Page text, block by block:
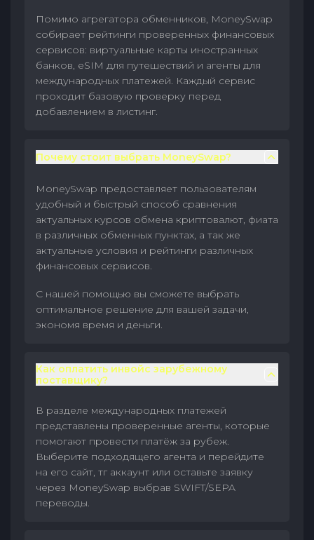
Помимо агрегатора обменников, MoneySwap
собирает рейтинги проверенных финансовых
сервисов: виртуальные карты иностранных
банков, eSIM для путешествий и агенты для
международных платежей. Каждый сервис
проходит базовую проверку перед
добавлением в листинг.
Почему стоит выбрать MoneySwap?
MoneySwap предоставляет пользователям
удобный и быстрый способ сравнения
актуальных курсов обмена криптовалют, фиата
в различных обменных пунктах, а так же
актуальные условия и рейтинги различных
финансовых сервисов.
С нашей помощью вы сможете выбрать
оптимальное решение для вашей задачи,
экономя время и деньги.
Как оплатить инвойс зарубежному
поставщику?
В разделе международных платежей
представлены проверенные агенты, которые
помогают провести платёж за рубеж.
Выберите подходящего агента и перейдите
на его сайт, тг аккаунт или оставьте заявку
через MoneySwap выбрав SWIFT/SEPA
переводы.